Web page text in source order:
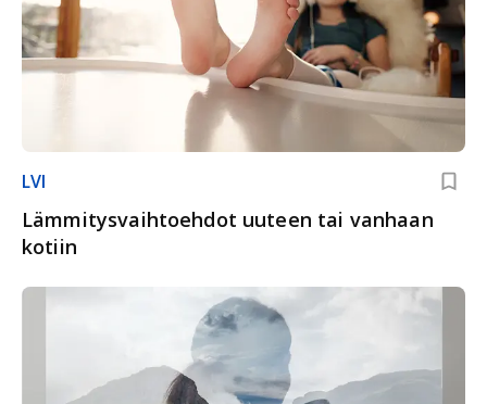
LVI
Lämmitysvaihtoehdot uuteen tai vanhaan
kotiin